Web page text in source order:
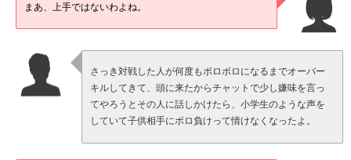
まあ、上手ではないわよね。
さっき対戦した人が何度もボロボロになるまでオーバー
キルしてきて、頭に来たからチャットで少し嫌味を言っ
てやろうとその人に話しかけたら、小学生のような声を
していて子供相手にボロ負けって情けなくなったよ。